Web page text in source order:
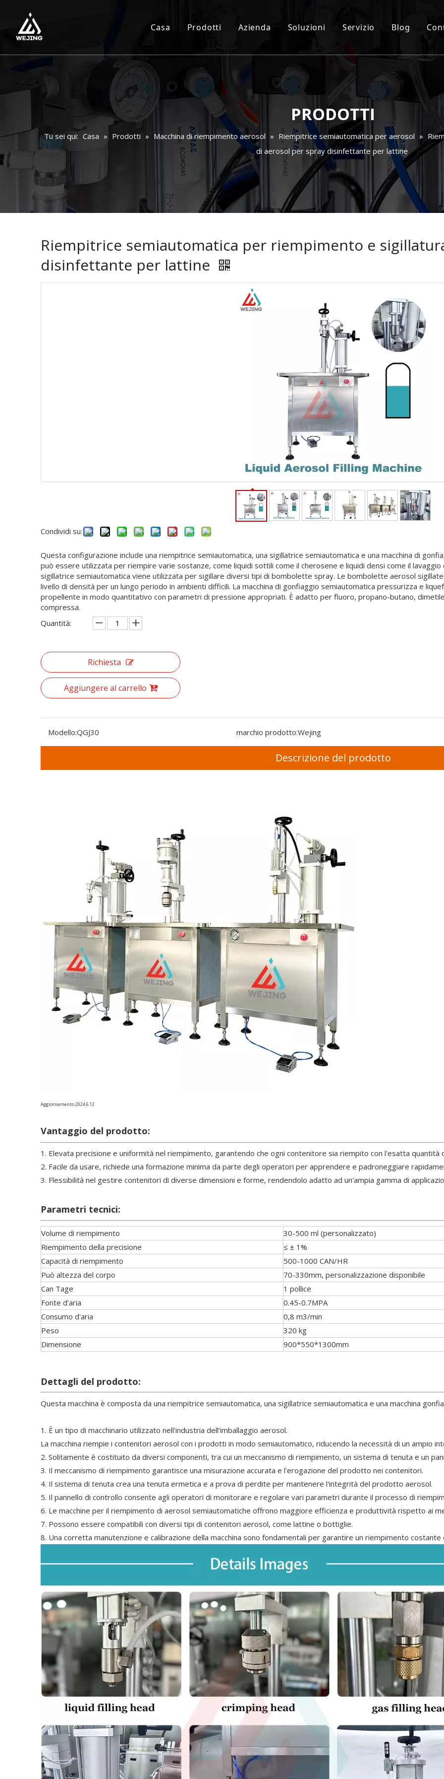
Casa Prodotti Azienda Soluzioni Servizio Blog
PRODOTTI
Tu sei qui: Casa » Prodotti » Macchina di riempimento aerosol » Riempitrice semiautomatica per aerosol »
di aerosol per spray disinfettante per lattine
Riempitrice semiautomatica per riempimento e
disinfettante per lattine
Condividi su:
Questa configurazione include una riempitrice semiautomatica, una sigillatrice semiautomatica e una macchina di
può essere utilizzata per riempire varie sostanze, come liquidi sottili come il cherosene e liquidi densi come il
sigillatrice semiautomatica viene utilizzata per sigillare diversi tipi di bombolette spray. Le bombolette aerosol
livello di densità per un lungo periodo in ambienti difficili. La macchina di gonfiaggio semiautomatica pressurizza e
propellente in modo quantitativo con parametri di pressione appropriati. È adatto per fluoro, propano-butano,
compressa.
Quantità:
Richiesta
Aggiungere al carrello
Modello:QGJ30 marchio prodotto:Wejing
Descrizione del prodotto
Aggiornamento 2024.6.12
Vantaggio del prodotto:
1. Elevata precisione e uniformità nel riempimento, garantendo che ogni contenitore sia riempito con l'esatta quantità
2. Facile da usare, richiede una formazione minima da parte degli operatori per apprendere e padroneggiare
3. Flessibilità nel gestire contenitori di diverse dimensioni e forme, rendendolo adatto ad un'ampia gamma di
Parametri tecnici:
Volume di riempimento
30-500 ml (personalizzato)
Riempimento della precisione
≤ ± 1%
Capacità di riempimento
500-1000 CAN/HR
Può altezza del corpo
70-330mm, personalizzazione disponibile
Can Tage
1 pollice
Fonte d'aria
0.45-0.7MPA
Consumo d'aria
0,8 m3/min
Peso
320 kg
Dimensione
900*550*1300mm
Dettagli del prodotto:
Questa macchina è composta da una riempitrice semiautomatica, una sigillatrice semiautomatica e una macchina
1. È un tipo di macchinario utilizzato nell'industria dell'imballaggio aerosol.
La macchina riempie i contenitori aerosol con i prodotti in modo semiautomatico, riducendo la necessità di un ampio
2. Solitamente è costituito da diversi componenti, tra cui un meccanismo di riempimento, un sistema di tenuta e un
3. Il meccanismo di riempimento garantisce una misurazione accurata e l'erogazione del prodotto nei contenitori.
4. Il sistema di tenuta crea una tenuta ermetica e a prova di perdite per mantenere l'integrità del prodotto aerosol.
5. Il pannello di controllo consente agli operatori di monitorare e regolare vari parametri durante il processo di
6. Le macchine per il riempimento di aerosol semiautomatiche offrono maggiore efficienza e produttività rispetto ai
7. Possono essere compatibili con diversi tipi di contenitori aerosol, come lattine o bottiglie.
8. Una corretta manutenzione e calibrazione della macchina sono fondamentali per garantire un riempimento costante